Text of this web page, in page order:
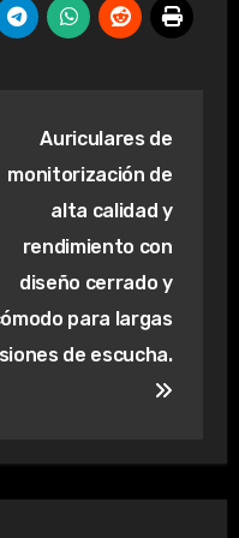
Auriculares de
monitorización de
alta calidad y
rendimiento con
diseño cerrado y
para largas
de escucha.